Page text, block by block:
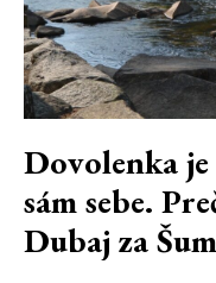
Dovolenka
sám sebe.
Dubaj za